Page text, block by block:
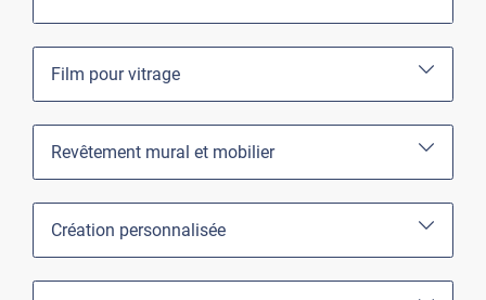
Film pour vitrage
Revêtement mural et mobilier
Création personnalisée